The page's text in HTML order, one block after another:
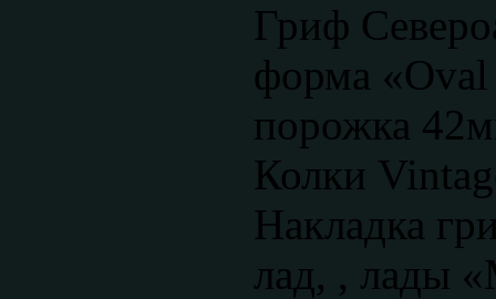
Гриф
форма
порожка
Колки
Накладка
лад, , лады